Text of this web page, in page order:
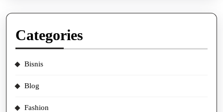
Categories
Bisnis
Blog
Fashion